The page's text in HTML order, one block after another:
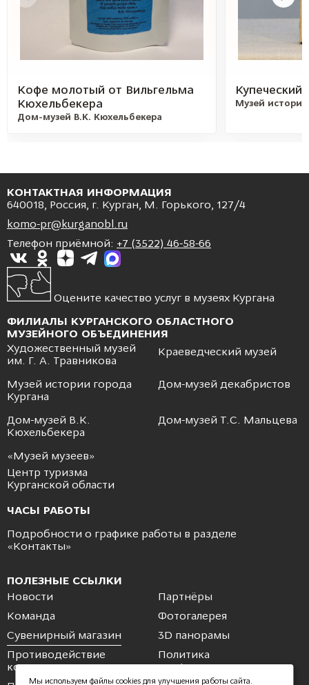
Кофе молотый от Вильгельма
Кюхельбекера
Дом-музей В.К. Кюхельбекера
Купеческий
Музей
КОНТАКТНАЯ ИНФОРМАЦИЯ
640018, Россия, г. Курган, М. Горького, 127/4
komo-pr@kurganobl.ru
Телефон приёмной: +7 (3522) 46-58-66
Оцените качество услуг в музеях Кургана
ФИЛИАЛЫ КУРГАНСКОГО ОБЛАСТНОГО
МУЗЕЙНОГО ОБЪЕДИНЕНИЯ
Художественный музей
им. Г. А. Травникова
Краеведческий музей
Музей истории города
Кургана
Дом-музей декабристов
Дом-музей В.К.
Кюхельбекера
Дом-музей Т.С. Мальцева
«Музей музеев»
Центр туризма
Курганской области
ЧАСЫ РАБОТЫ
Подробности о графике работы в разделе
«Контакты»
ПОЛЕЗНЫЕ ССЫЛКИ
Новости
Партнёры
Команда
Фотогалерея
Сувенирный магазин
3D панорамы
Противодействие
коррупции
Политика
конфиденциальности
Мы используем файлы cookies для улучшения работы сайта.